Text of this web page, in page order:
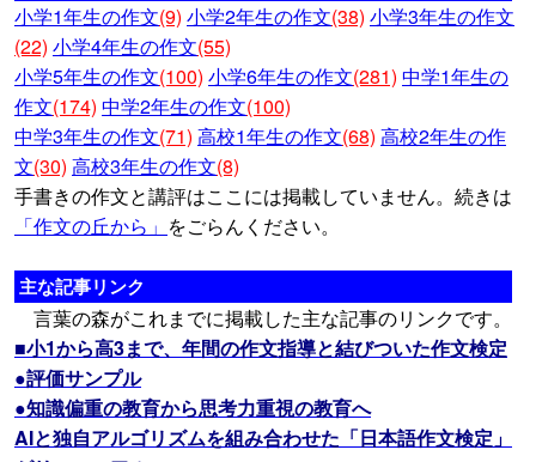
小学1年生の作文(9) 小学2年生の作文(38) 小学3年生の作文
(22) 小学4年生の作文(55)
小学5年生の作文(100) 小学6年生の作文(281) 中学1年生の
作文(174) 中学2年生の作文(100)
中学3年生の作文(71) 高校1年生の作文(68) 高校2年生の作
文(30) 高校3年生の作文(8)
手書きの作文と講評はここには掲載していません。続きは
「作文の丘から」 をごらんください。
主な記事リンク
言葉の森がこれまでに掲載した主な記事のリンクです。
■小1から高3まで、年間の作文指導と結びついた作文検定
●評価サンプル
●知識偏重の教育から思考力重視の教育へ
AIと独自アルゴリズムを組み合わせた「日本語作文検定」